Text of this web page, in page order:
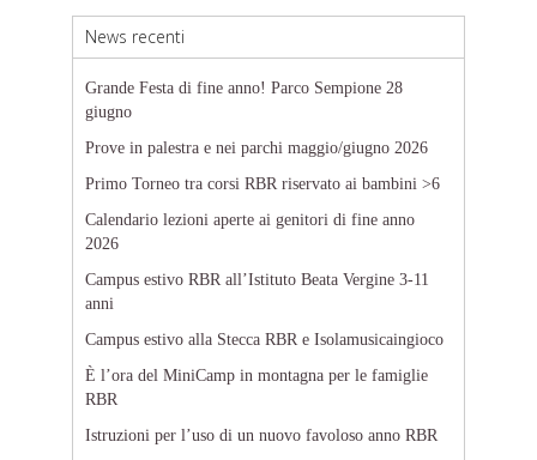
News recenti
Grande Festa di fine anno! Parco Sempione 28
giugno
Prove in palestra e nei parchi maggio/giugno 2026
Primo Torneo tra corsi RBR riservato ai bambini >6
Calendario lezioni aperte ai genitori di fine anno
2026
Campus estivo RBR all’Istituto Beata Vergine 3-11
anni
Campus estivo alla Stecca RBR e Isolamusicaingioco
È l’ora del MiniCamp in montagna per le famiglie
RBR
Istruzioni per l’uso di un nuovo favoloso anno RBR